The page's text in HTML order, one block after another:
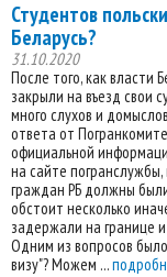
Студентов
Беларусь?
31.10.2020
После того, как власти
закрыли на въезд свои
много слухов и
ответа от
официальной
на сайте погранслужбы,
граждан РБ должны
обстоит несколько
задержали на границе
Одним из вопросов
визу"? Можем ...